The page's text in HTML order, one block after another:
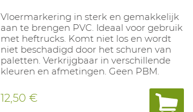
Vloermarkering in sterk en gemakkelijk
aan te brengen PVC. Ideaal voor gebruik
met heftrucks. Komt niet los en wordt
niet beschadigd door het schuren van
paletten. Verkrijgbaar in verschillende
kleuren en afmetingen. Geen PBM.
12,50 €